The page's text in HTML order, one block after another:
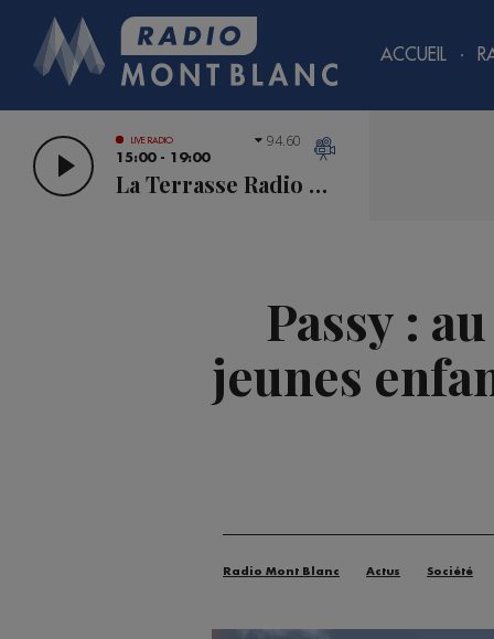
ACCUEIL
LIVE RADIO
15:00 - 19:00
La Terrasse Radio Mont Blanc
94.60
Passy :
jeunes
Radio Mont Blanc Actus Société